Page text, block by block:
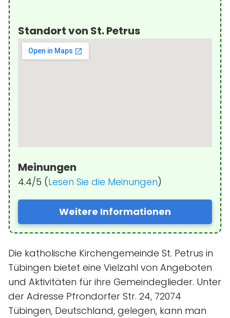
Standort von St. Petrus
Meinungen
4.4/5 (Lesen Sie die Meinungen)
Weitere Informationen
Die katholische Kirchengemeinde St. Petrus in
Tübingen bietet eine Vielzahl von Angeboten
und Aktivitäten für ihre Gemeindeglieder. Unter
der Adresse Pfrondorfer Str. 24, 72074
Tübingen, Deutschland, gelegen, kann man